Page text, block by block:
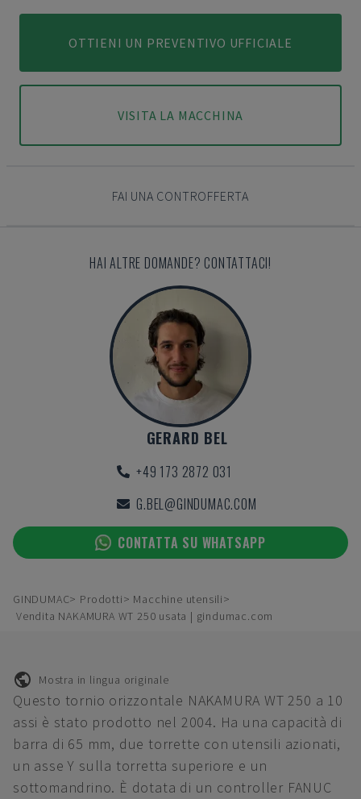
OTTIENI UN PREVENTIVO UFFICIALE
VISITA LA MACCHINA
FAI UNA CONTROFFERTA
HAI ALTRE DOMANDE? CONTATTACI!
GERARD BEL
+49 173 2872 031
G.BEL@GINDUMAC.COM
CONTATTA SU WHATSAPP
GINDUMAC Prodotti
Macchine utensili
Vendita NAKAMURA WT 250 usata | gindumac.com
Mostra in lingua originale
Questo tornio orizzontale NAKAMURA WT 250 a 10
assi è stato prodotto nel 2004. Ha una capacità di
barra di 65 mm, due torrette con utensili azionati,
un asse Y sulla torretta superiore e un
sottomandrino. È dotata di un controller FANUC